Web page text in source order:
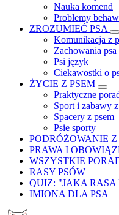
Nauka komend
Problemy
ZROZUMIEĆ PSA
Komunikacja z
Zachowania psa
Psi język
Ciekawostki o
ŻYCIE Z PSEM
Praktyczne
Sport i zabawy
Spacery z psem
Psie sporty
PODRÓŻOWANIE Z
PRAWA I
WSZYSTKIE
RASY PSÓW
QUIZ: "JAKA RASA
IMIONA DLA PSA